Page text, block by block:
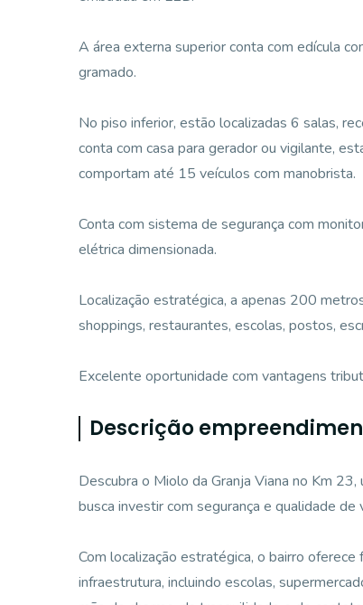
A área externa superior conta com edícula
gramado.
No piso inferior, estão localizadas 6 salas,
conta com casa para gerador ou vigilante,
comportam até 15 veículos com manobrista.
Conta com sistema de segurança com
elétrica dimensionada.
Localização estratégica, a apenas 200
shoppings, restaurantes, escolas, postos,
Excelente oportunidade com vantagens
Descrição
Descubra o Miolo da Granja Viana no Km
busca investir com segurança e qualidade de
Com localização estratégica, o bairro
infraestrutura, incluindo escolas,